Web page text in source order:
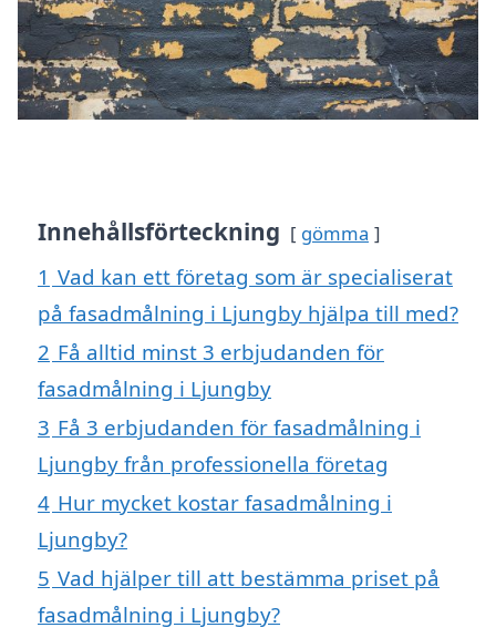
Innehållsförteckning gömma
1 Vad kan ett företag som är specialiserat
på fasadmålning i Ljungby hjälpa till med?
2 Få alltid minst 3 erbjudanden för
fasadmålning i Ljungby
3 Få 3 erbjudanden för fasadmålning i
Ljungby från professionella företag
4 Hur mycket kostar fasadmålning i
Ljungby?
5 Vad hjälper till att bestämma priset på
fasadmålning i Ljungby?